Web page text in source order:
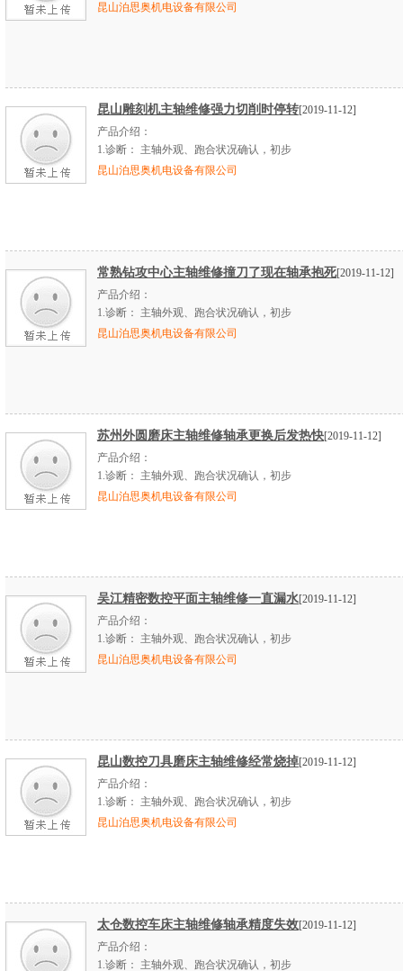
昆山泊思奥机电设备有限公司
昆山雕刻机主轴维修强力切削时停转[2019-11-12]
产品介绍：
1.诊断：
主轴外观、跑合状况确认，初步
昆山泊思奥机电设备有限公司
常熟钻攻中心主轴维修撞刀了现在轴承抱死[2019-11-12]
产品介绍：
1.诊断：
主轴外观、跑合状况确认，初步
昆山泊思奥机电设备有限公司
苏州外圆磨床主轴维修轴承更换后发热快[2019-11-12]
产品介绍：
1.诊断：
主轴外观、跑合状况确认，初步
昆山泊思奥机电设备有限公司
吴江精密数控平面主轴维修一直漏水[2019-11-12]
产品介绍：
1.诊断：
主轴外观、跑合状况确认，初步
昆山泊思奥机电设备有限公司
昆山数控刀具磨床主轴维修经常烧掉[2019-11-12]
产品介绍：
1.诊断：
主轴外观、跑合状况确认，初步
昆山泊思奥机电设备有限公司
太仓数控车床主轴维修轴承精度失效[2019-11-12]
产品介绍：
1.诊断： 主轴外观、跑合状况确认，初步